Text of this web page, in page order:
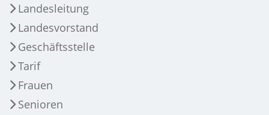
Landesleitung
Landesvorstand
Geschäftsstelle
Tarif
Frauen
Senioren